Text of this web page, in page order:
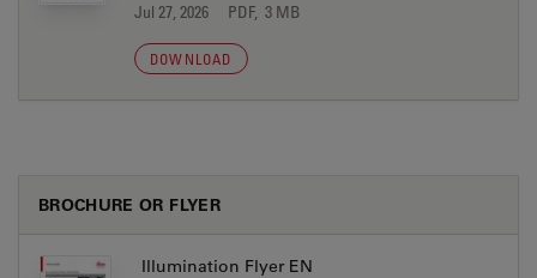
Jul 27, 2026 PDF, 3 MB
DOWNLOAD
BROCHURE OR FLYER
Illumination Flyer EN